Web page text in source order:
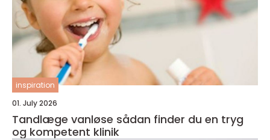
inspiration
01. July 2026
Tandlæge vanløse sådan finder du en tryg
og kompetent klinik